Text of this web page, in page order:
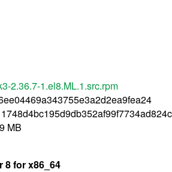
2.36.7-1.el8.ML.1.src.rpm
MB
8 for x86_64